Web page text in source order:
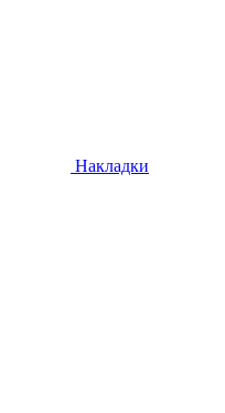
Накладки